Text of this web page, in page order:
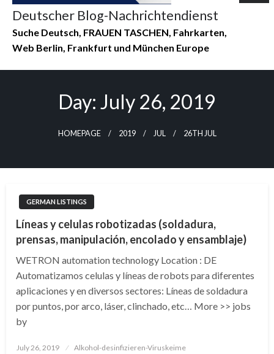
Deutscher Blog-Nachrichtendienst
Suche Deutsch, FRAUEN TASCHEN, Fahrkarten,
Web Berlin, Frankfurt und München Europe
Day: July 26, 2019
HOMEPAGE 2019 JUL 26TH JUL
GERMAN LISTINGS
Líneas y celulas robotizadas (soldadura,
prensas, manipulación, encolado y ensamblaje)
WETRON automation technology Location : DE
Automatizamos celulas y líneas de robots para diferentes
aplicaciones y en diversos sectores: Líneas de soldadura
por puntos, por arco, láser, clinchado, etc… More >> jobs
by
Posted
July 26, 2019 Alkohol-desinfizieren-Viruskeime